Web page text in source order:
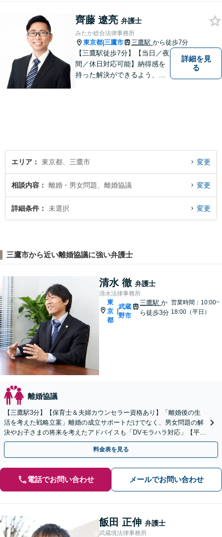
動産や交通事故にも対応【子
連れ相談可】【三鷹駅5分】
齊藤 遼亮 弁護士
みたか総合法律事務所
東京都|三鷹市 三鷹駅 から徒歩7分
【三鷹駅徒歩7分】【当日／夜
間／休日対応可能】納得感を
持った解決ができるよう、問
ス利用可能】
詳細を見
る
エリア 東京都、三鷹市 変更
相談内容 離婚・男女問題、離婚協議 変更
詳細条件 未選択 変更
三鷹市から近い離婚協議に強い弁護士
清水 徹 弁護士
清水法律事務所
東
京
都
|
武蔵
野市
三鷹駅か
ら徒歩3分
営業時間：10:00~
18:00（平日）
離婚協議
【三鷹駅3分】【保育士＆夫婦カウンセラー資格あり】「離婚後の生
活を考えた戦略立案」離婚の成立サポートだけでなく、男女問題の解
決やお子さまの将来を考えたアドバイスも「DVモラハラ対応」【平日
夜間相談可】【キッズスペース完備】【子連れ相談OK】
料金表を見る
電話でお問い合わせ メールでお問い合わせ
飯田 正伸 弁護士
武蔵境法律事務所